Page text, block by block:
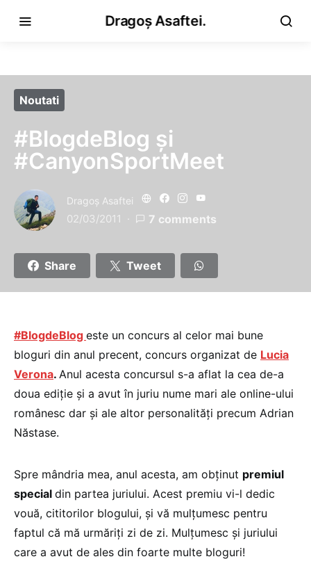
Dragoș Asaftei.
Noutati
#BlogdeBlog şi
#CanyonSportMeet
Dragoş Asaftei
02/03/2011 7 comments
Share Tweet
#BlogdeBlog este un concurs al celor mai bune
bloguri din anul precent, concurs organizat de Lucia
Verona. Anul acesta concursul s-a aflat la cea de-a
doua ediţie şi a avut în juriu nume mari ale online-ului
românesc dar şi ale altor personalităţi precum Adrian
Năstase.
Spre mândria mea, anul acesta, am obţinut premiul
special din partea juriului. Acest premiu vi-l dedic
vouă, cititorilor blogului, şi vă mulţumesc pentru
faptul că mă urmăriţi zi de zi. Mulţumesc şi juriului
care a avut de ales din foarte multe bloguri!